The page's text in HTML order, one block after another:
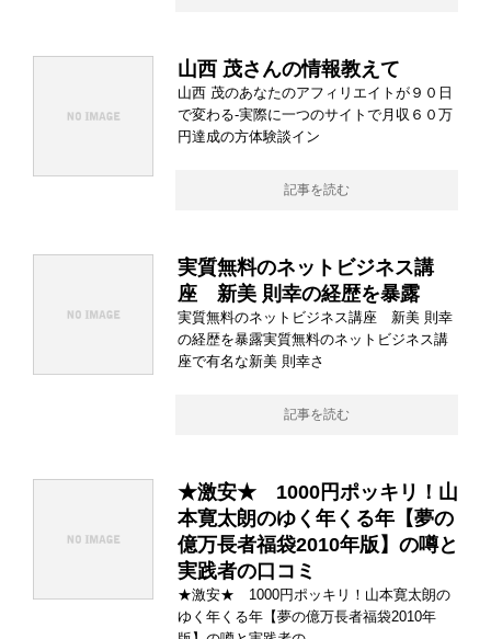
山西 茂さんの情報教えて
山西 茂のあなたのアフィリエイトが９０日
で変わる-実際に一つのサイトで月収６０万
円達成の方体験談イン
記事を読む
実質無料のネットビジネス講
座 新美 則幸の経歴を暴露
実質無料のネットビジネス講座 新美 則幸
の経歴を暴露実質無料のネットビジネス講
座で有名な新美 則幸さ
記事を読む
★激安★ 1000円ポッキリ！山
本寛太朗のゆく年くる年【夢の
億万長者福袋2010年版】の噂と
実践者の口コミ
★激安★ 1000円ポッキリ！山本寛太朗の
ゆく年くる年【夢の億万長者福袋2010年